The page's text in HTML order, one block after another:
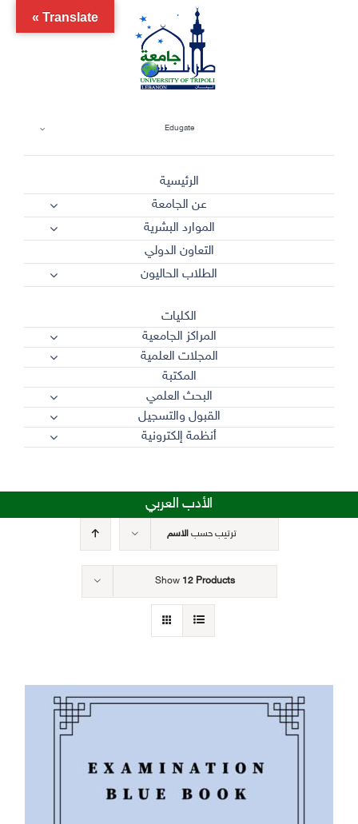
Edugate
الرئيسية
عن الجامعة
الموارد البشرية
التعاون الدولي
الطلاب الحاليون
الكليات
المراكز الجامعية
المجلات العلمية
المكتبة
البحث العلمي
القبول والتسجيل
أنظمة إلكترونية
الأدب العربي
ترتيب حسبالاسم
Show 12 Products
Translate »